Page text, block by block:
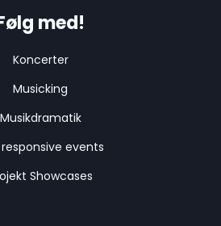
med!
Koncerter
Musicking
Musikdramatik
events
Showcases